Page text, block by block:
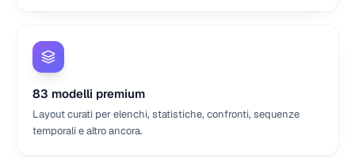
83 modelli premium
Layout curati per elenchi, statistiche, confronti, sequenze
temporali e altro ancora.